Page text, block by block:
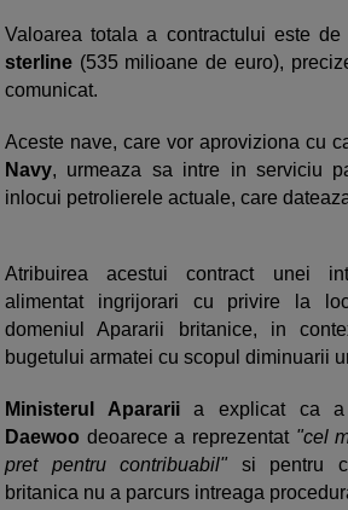
Valoarea totala a contractului este
sterline (535 milioane de euro),
comunicat.
Aceste nave, care vor aproviziona cu
Navy, urmeaza sa intre in serviciu
inlocui petrolierele actuale, care
Atribuirea acestui contract unei
alimentat ingrijorari cu privire la
domeniul Apararii britanice, in
bugetului armatei cu scopul diminuarii
Ministerul Aparariia explicat ca
Daewoo deoarece a reprezentat "cel
pret pentru contribuabil" si pentru
britanica nu a parcurs intreaga